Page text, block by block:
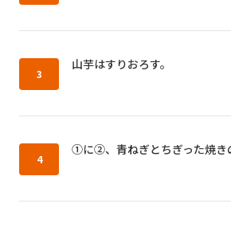
作り方3：
山芋はすりおろす。
作り方4：
①に②、青ねぎとちぎった焼き